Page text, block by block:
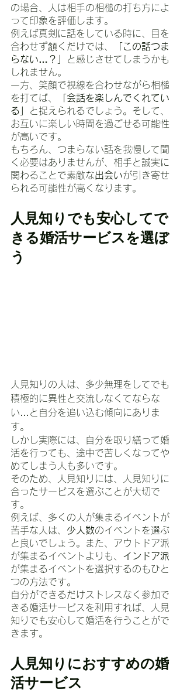
の場合、人は相手の相槌の打ち方によ
って印象を評価します。
例えば真剣に話をしている時に、目を
合わせず頷くだけでは、
「この話つま
らない…？」
と感じさせてしまうかも
しれません。
一方、笑顔で視線を合わせながら相槌
を打てば、
「会話を楽しんでくれてい
る」
と捉えられるでしょう。そして、
お互いに楽しい時間を過ごせる可能性
が高いです。
もちろん、つまらない話を我慢して聞
く必要はありませんが、相手と誠実に
関わることで素敵な出会いが引き寄せ
られる可能性が高くなります。
人見知りでも安心してで
きる婚活サービスを選ぼ
う
人見知りの人は、多少無理をしてでも
積極的に異性と交流しなくてならな
い…と自分を追い込む傾向にありま
す。
しかし実際には、自分を取り繕って婚
活を行っても、途中で苦しくなってや
めてしまう人も多いです。
そのため、人見知りには、人見知りに
合ったサービスを選ぶことが大切で
す。
例えば、多くの人が集まるイベントが
苦手な人は、 少人数のイベントを選ぶ
と良いでしょう。また、アウトドア派
が集まるイベントよりも、 インドア派
が集まるイベントを選択するのもひと
つの方法です。
自分ができるだけストレスなく参加で
きる婚活サービスを利用すれば、人見
知りでも安心して婚活を行うことがで
きます。
人見知りにおすすめの婚
活サービス